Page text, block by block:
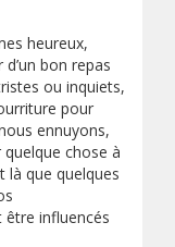
heureux,
bon repas
ou inquiets,
pour
ennuyons,
chose à
là que quelques
influencés